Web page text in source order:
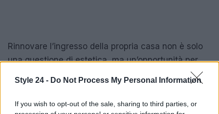
Style 24 - Do Not Process My Personal Information
If you wish to opt-out of the sale, sharing to third parties, or
Rinnovare l’ingresso della propria casa non è solo
una questione di estetica, ma un’opportunità per
un’atmosfera accogliente. Con le proposte e le
offerte di Maisons du Monde, è possibile trovare il